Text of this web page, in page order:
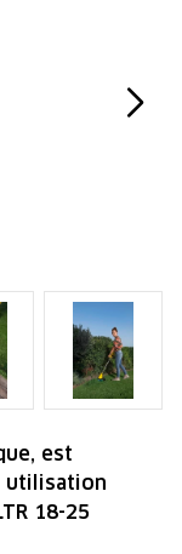
est
utilisation
18-25